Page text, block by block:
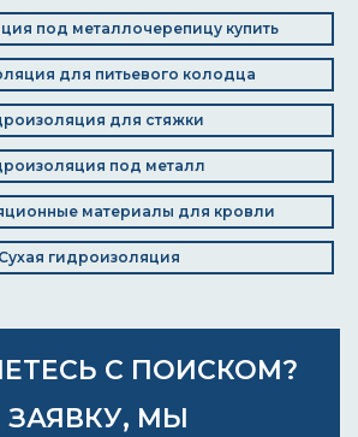
под металлочерепицу купить
для питьевого колодца
для стяжки
под металл
материалы для кровли
Сухая гидроизоляция
С ПОИСКОМ?
ЗАЯВКУ, МЫ